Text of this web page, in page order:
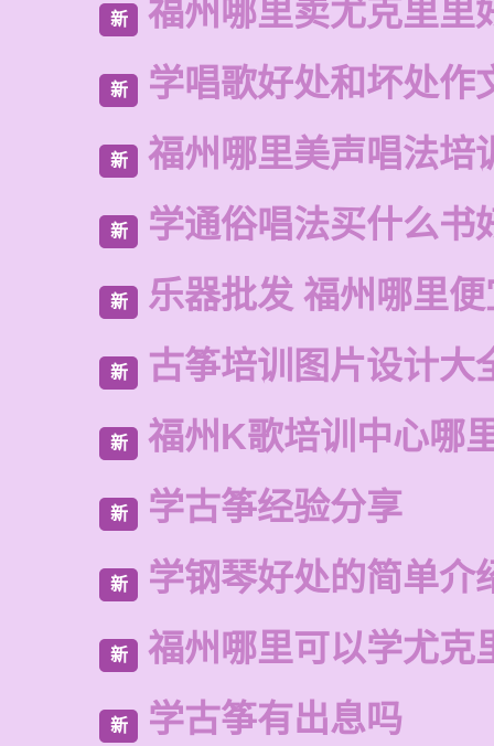
新 福州哪里卖尤克里里
新 学唱歌好处和坏处作
新 福州哪里美声唱法培
新 学通俗唱法买什么书
新 乐器批发 福州哪里
新 古筝培训图片设计大
新 福州K歌培训中心哪
新 学古筝经验分享
新 学钢琴好处的简单介
新 福州哪里可以学尤克
新 学古筝有出息吗